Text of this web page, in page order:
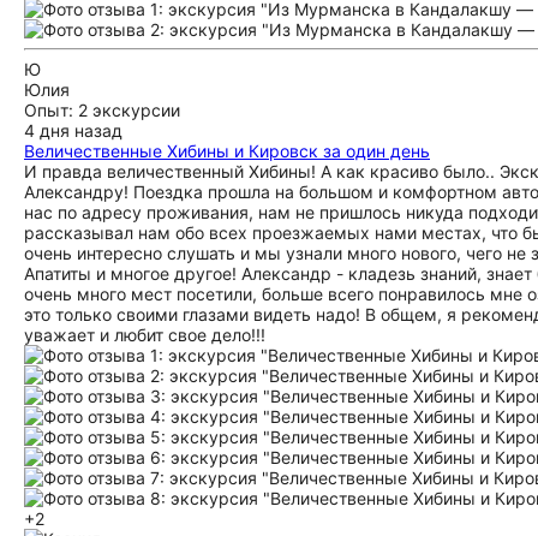
Ю
Юлия
Опыт: 2 экскурсии
4 дня назад
Величественные Хибины и Кировск за один день
И правда величественный Хибины! А как красиво было..
Александру! Поездка прошла на большом и комфортном
нас по адресу проживания, нам не пришлось никуда
рассказывал нам обо всех проезжаемых нами местах, что
очень интересно слушать и мы узнали много нового, чего
Апатиты и многое другое! Александр - кладезь знаний,
очень много мест посетили, больше всего понравилось
это только своими глазами видеть надо! В общем, я
уважает и любит свое дело!!!
+2